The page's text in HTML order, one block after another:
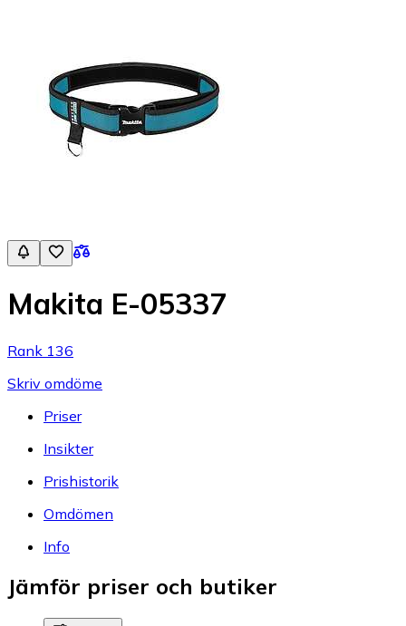
Makita E-05337
Rank 136
Skriv omdöme
Priser
Insikter
Prishistorik
Omdömen
Info
Jämför priser och butiker